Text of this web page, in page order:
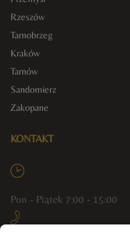
Rzeszów
Tarnobrzeg
Kraków
Tarnów
Sandomierz
Zakopane
KONTAKT
Pon - Piątek 7:00 - 15:00